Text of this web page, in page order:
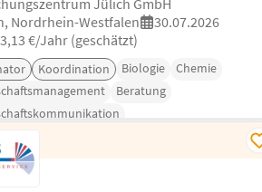
Jülich GmbH
Nordrhein-Westfalen
30.07.2026
€/Jahr (geschätzt)
Koordination Biologie
Chemie
Beratung